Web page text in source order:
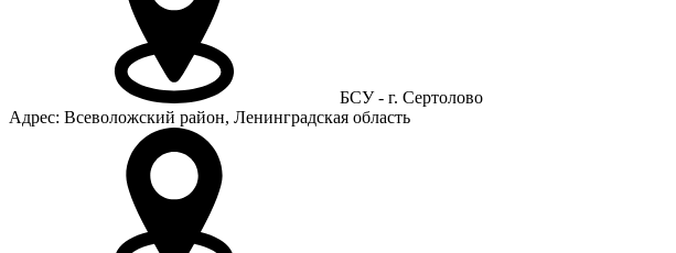
БСУ - г. Сертолово
Адрес: Всеволожский район, Ленинградская область